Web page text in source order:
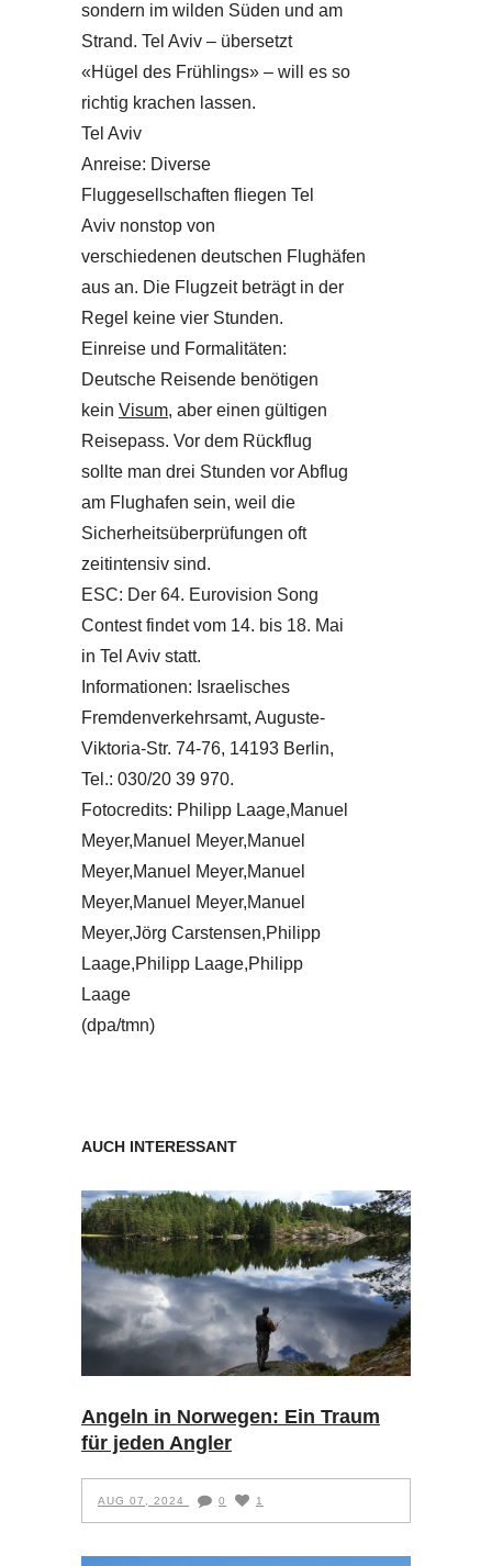
sondern im wilden Süden und am
Strand. Tel Aviv – übersetzt
«Hügel des Frühlings» – will es so
richtig krachen lassen.
Tel Aviv
Anreise: Diverse
Fluggesellschaften fliegen Tel
Aviv nonstop von
verschiedenen deutschen Flughäfen
aus an. Die Flugzeit beträgt in der
Regel keine vier Stunden.
Einreise und Formalitäten:
Deutsche Reisende benötigen
kein Visum, aber einen gültigen
Reisepass. Vor dem Rückflug
sollte man drei Stunden vor Abflug
am Flughafen sein, weil die
Sicherheitsüberprüfungen oft
zeitintensiv sind.
ESC: Der 64. Eurovision Song
Contest findet vom 14. bis 18. Mai
in Tel Aviv statt.
Informationen: Israelisches
Fremdenverkehrsamt, Auguste-
Viktoria-Str. 74-76, 14193 Berlin,
Tel.: 030/20 39 970.
Fotocredits: Philipp Laage,Manuel
Meyer,Manuel Meyer,Manuel
Meyer,Manuel Meyer,Manuel
Meyer,Manuel Meyer,Manuel
Meyer,Jörg Carstensen,Philipp
Laage,Philipp Laage,Philipp
Laage
(dpa/tmn)
AUCH INTERESSANT
Angeln in Norwegen: Ein Traum
für jeden Angler
AUG 07, 2024 0 1